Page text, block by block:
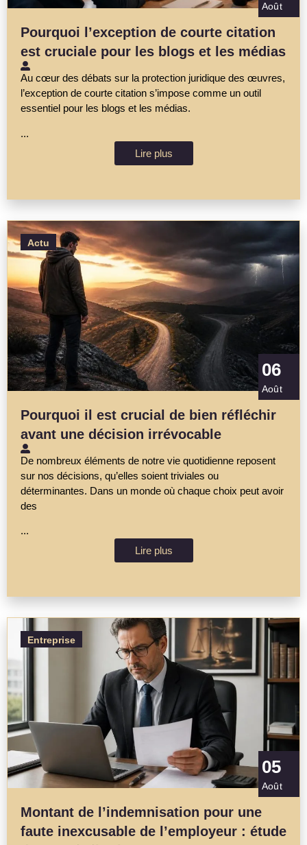
Août
Pourquoi l’exception de courte citation
est cruciale pour les blogs et les médias
Au cœur des débats sur la protection juridique des œuvres,
l’exception de courte citation s’impose comme un outil
essentiel pour les blogs et les médias.
...
Lire plus
Actu
06
Août
Pourquoi il est crucial de bien réfléchir
avant une décision irrévocable
De nombreux éléments de notre vie quotidienne reposent
sur nos décisions, qu’elles soient triviales ou
déterminantes. Dans un monde où chaque choix peut avoir
des
...
Lire plus
Entreprise
05
Août
Montant de l’indemnisation pour une
faute inexcusable de l’employeur : étude